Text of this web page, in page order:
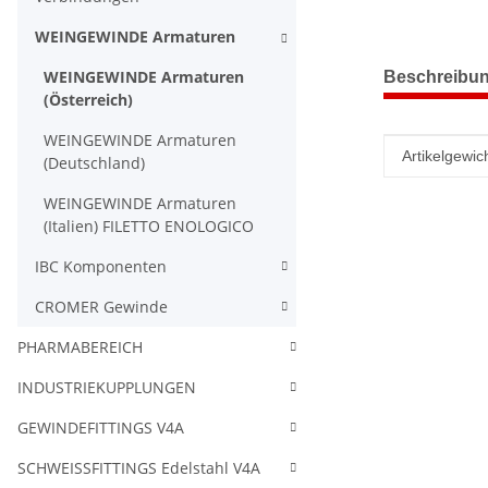
weitere
Wert
WEINGEWINDE Armaturen
WEINGEWINDE Armaturen
(Österreich)
WEINGEWINDE Armaturen
(Deutschland)
WEINGEWINDE Armaturen
(Italien) FILETTO ENOLOGICO
IBC Komponenten
CROMER Gewinde
PHARMABEREICH
INDUSTRIEKUPPLUNGEN
GEWINDEFITTINGS V4A
SCHWEISSFITTINGS Edelstahl V4A